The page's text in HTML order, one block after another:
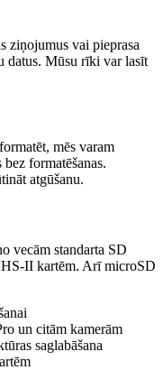
ziņojumus vai pieprasa
datus. Mūsu rīki var lasīt
mēs varam
formatēšanas.
atgūšanu.
vecām standarta SD
II kartēm. Arī microSD
un citām kamerām
saglabāšana